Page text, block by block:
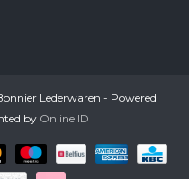
Lederwaren - Powered
by Online ID